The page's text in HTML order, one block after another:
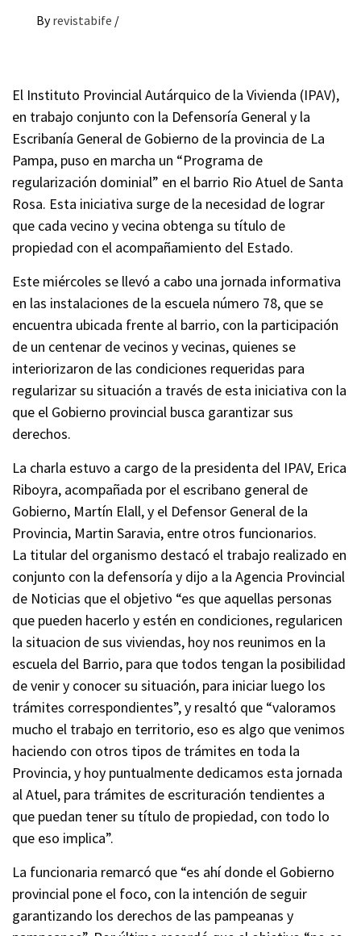
By revistabife /
El Instituto Provincial Autárquico de la Vivienda (IPAV),
en trabajo conjunto con la Defensoría General y la
Escribanía General de Gobierno de la provincia de La
Pampa, puso en marcha un “Programa de
regularización dominial” en el barrio Rio Atuel de Santa
Rosa. Esta iniciativa surge de la necesidad de lograr
que cada vecino y vecina obtenga su título de
propiedad con el acompañamiento del Estado.
Este miércoles se llevó a cabo una jornada informativa
en las instalaciones de la escuela número 78, que se
encuentra ubicada frente al barrio, con la participación
de un centenar de vecinos y vecinas, quienes se
interiorizaron de las condiciones requeridas para
regularizar su situación a través de esta iniciativa con la
que el Gobierno provincial busca garantizar sus
derechos.
La charla estuvo a cargo de la presidenta del IPAV, Erica
Riboyra, acompañada por el escribano general de
Gobierno, Martín Elall, y el Defensor General de la
Provincia, Martin Saravia, entre otros funcionarios.
La titular del organismo destacó el trabajo realizado en
conjunto con la defensoría y dijo a la Agencia Provincial
de Noticias que el objetivo “es que aquellas personas
que pueden hacerlo y estén en condiciones, regularicen
la situacion de sus viviendas, hoy nos reunimos en la
escuela del Barrio, para que todos tengan la posibilidad
de venir y conocer su situación, para iniciar luego los
trámites correspondientes”, y resaltó que “valoramos
mucho el trabajo en territorio, eso es algo que venimos
haciendo con otros tipos de trámites en toda la
Provincia, y hoy puntualmente dedicamos esta jornada
al Atuel, para trámites de escrituración tendientes a
que puedan tener su título de propiedad, con todo lo
que eso implica”.
La funcionaria remarcó que “es ahí donde el Gobierno
provincial pone el foco, con la intención de seguir
garantizando los derechos de las pampeanas y